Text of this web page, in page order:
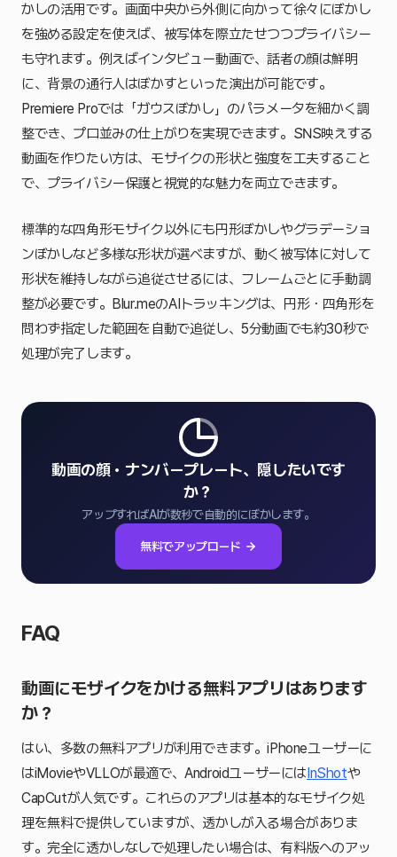
かしの活用です。画面中央から外側に向かって徐々にぼかし
を強める設定を使えば、被写体を際立たせつつプライバシー
も守れます。例えばインタビュー動画で、話者の顔は鮮明
に、背景の通行人はぼかすといった演出が可能です。
Premiere Proでは「ガウスぼかし」のパラメータを細かく調
整でき、プロ並みの仕上がりを実現できます。SNS映えする
動画を作りたい方は、モザイクの形状と強度を工夫すること
で、プライバシー保護と視覚的な魅力を両立できます。
標準的な四角形モザイク以外にも円形ぼかしやグラデーショ
ンぼかしなど多様な形状が選べますが、動く被写体に対して
形状を維持しながら追従させるには、フレームごとに手動調
整が必要です。Blur.meのAIトラッキングは、円形・四角形を
問わず指定した範囲を自動で追従し、5分動画でも約30秒で
処理が完了します。
動画の顔・ナンバープレート、隠したいです
か？
アップすればAIが数秒で自動的にぼかします。
無料でアップロード
FAQ
動画にモザイクをかける無料アプリはあります
か？
はい、多数の無料アプリが利用できます。iPhoneユーザーに
はiMovieやVLLOが最適で、AndroidユーザーにはInShotや
CapCutが人気です。これらのアプリは基本的なモザイク処
理を無料で提供していますが、透かしが入る場合がありま
す。完全に透かしなしで処理したい場合は、有料版へのアッ